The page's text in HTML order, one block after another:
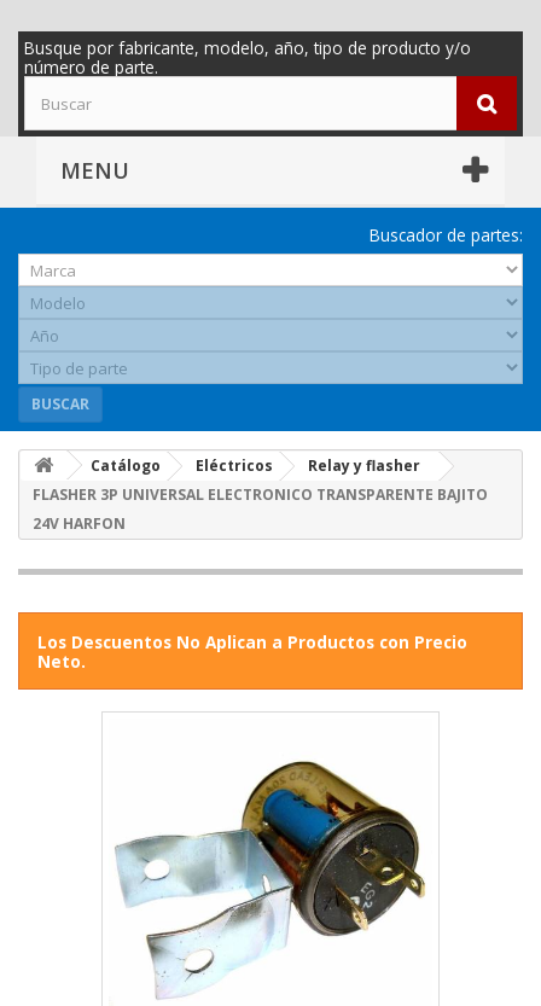
Busque por fabricante, modelo, año, tipo de producto y/o
número de parte.
MENU
Buscador de partes:
BUSCAR
Catálogo Eléctricos
Relay y flasher
FLASHER 3P UNIVERSAL ELECTRONICO TRANSPARENTE BAJITO
24V HARFON
Los Descuentos No Aplican a Productos con Precio
Neto.